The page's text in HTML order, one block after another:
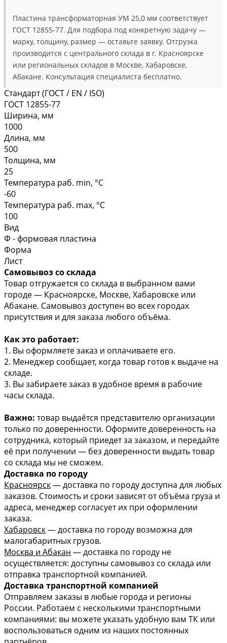
Пластина трансформаторная УМ 25,0 мм соответствует
ГОСТ 12855-77. Для подбора под конкретную задачу —
марку, толщину, размер — оставьте заявку. Отгрузка
производится с центрального склада в г. Красноярске
или региональных складов в Москве, Хабаровске,
Абакане. Консультация специалиста бесплатно.
Стандарт (ГОСТ / EN / ISO)
ГОСТ 12855-77
Ширина, мм
1000
Длина, мм
500
Толщина, мм
25
Температура раб. min, °C
-60
Температура раб. max, °C
100
Вид
Ф - формовая пластина
Форма
Лист
Самовывоз со склада
Товар отгружается со склада в выбранном вами
городе — Красноярске, Москве, Хабаровске или
Абакане. Самовывоз доступен во всех городах
присутствия и для заказа любого объёма.
Как это работает:
1. Вы оформляете заказ и оплачиваете его.
2. Менеджер сообщает, когда товар готов к выдаче на
складе.
3. Вы забираете заказ в удобное время в рабочие
часы склада.
Важно: товар выдаётся представителю организации
только по доверенности. Оформите доверенность на
сотрудника, который приедет за заказом, и передайте
её при получении — без доверенности выдать товар
со склада мы не сможем.
Доставка по городу
Красноярск— доставка по городу доступна для любых
заказов. Стоимость и сроки зависят от объёма груза и
адреса, менеджер согласует их при оформлении
заказа.
Хабаровск— доставка по городу возможна для
малогабаритных грузов.
Москва и Абакан — доставка по городу не
осуществляется: доступны самовывоз со склада или
отправка транспортной компанией.
Доставка транспортной компанией
Отправляем заказы в любые города и регионы
России. Работаем с несколькими транспортными
компаниями: вы можете указать удобную вам ТК или
воспользоваться одним из наших постоянных